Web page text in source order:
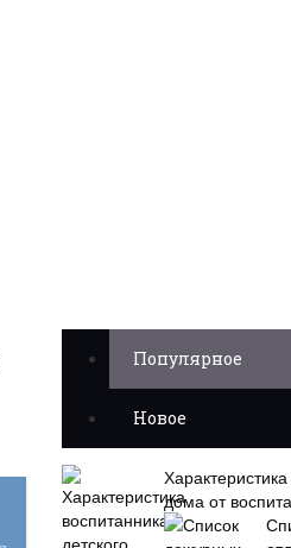
Популярное
Новое
дома от